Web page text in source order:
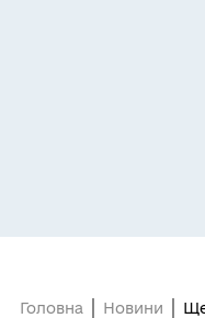
Головна Новини
Ще